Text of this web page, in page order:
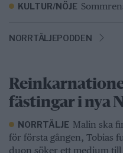
KULTUR/NÖJE
NORRTÄLJEPODDEN
fästingar i nya
NORRTÄLJE Malin ska
för första gången, Tobias
duon söker ett medium